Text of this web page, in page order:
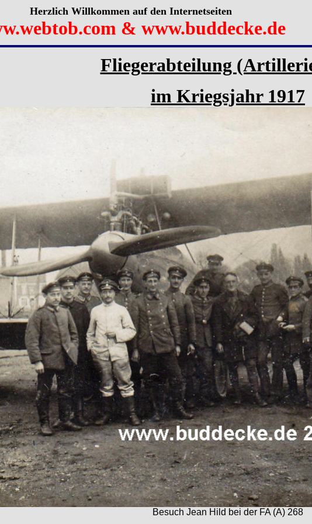
Herzlich Willkommen auf den Internetseiten
& www.buddecke.de
Fliegerabteilung
im Kriegsjahr 1917
Besuch Jean Hild bei der FA (A) 268